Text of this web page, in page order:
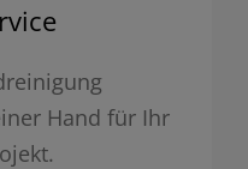
Hand für Ihr